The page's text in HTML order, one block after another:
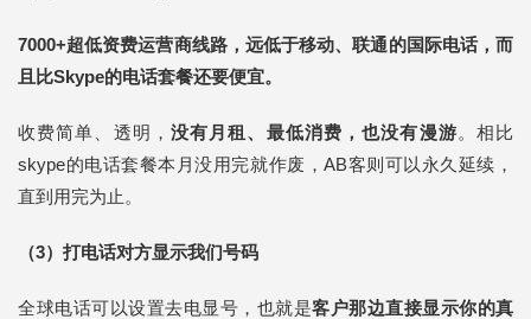
7000+超低资费运营商线路，远低于移动、联通的国际电话，而
且比Skype的电话套餐还要便宜。
收费简单、透明， 没有月租、最低消费，也没有漫游。相比
skype的电话套餐本月没用完就作废，AB客则可以永久延续，
直到用完为止。
（3）打电话对方显示我们号码
全球电话可以设置去电显号，也就是客户那边直接显示你的真